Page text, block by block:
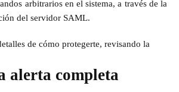
arbitrarios en el sistema, a través de la
del servidor SAML.
de cómo protegerte, revisando la
alerta completa